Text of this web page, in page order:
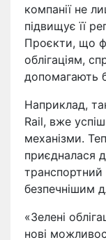
компанії не
підвищує її
Проєкти, що
облігаціям,
допомагають
Наприклад,
Rail, вже
механізми.
приєдналася
транспортний
безпечнішим
«Зелені
нові